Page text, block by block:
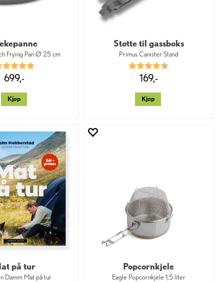
Frying Pan Ø 25 cm
5.0 av 5 mulige
699,-
Kjøp
Støtte til gassboks
Primus Canister Stand
Karakter:
169,-
Kjøp
på tur
Damm Mat på tur
Popcornkjele
Eagle Popcornkjele 1,5 liter